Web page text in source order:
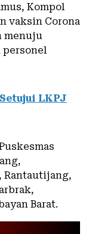
Kompol
vaksin Corona
menuju
personel
LKPJ
Rantautijang,
Barat.